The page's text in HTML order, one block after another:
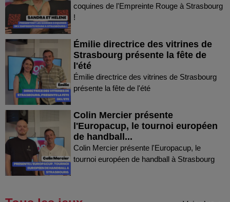
coquines de l'Empreinte Rouge à Strasbourg
!
Émilie directrice des vitrines de
Strasbourg présente la fête de
l'été
Émilie directrice des vitrines de Strasbourg
présente la fête de l'été
Colin Mercier présente
l'Europacup, le tournoi européen
de handball...
Colin Mercier présente l'Europacup, le
tournoi européen de handball à Strasbourg